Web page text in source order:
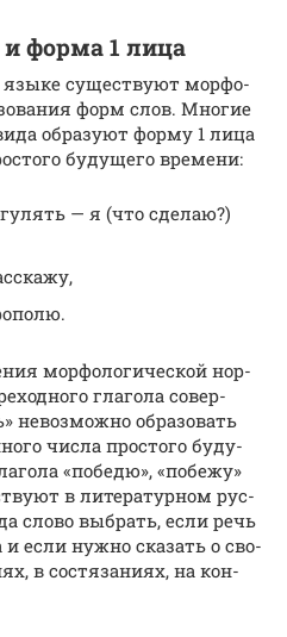
и форма 1 лица
язы­ке суще­ству­ют мор­фо­
форм слов. Многие
обра­зу­ют фор­му 1 лица
буду­ще­го вре­ме­ни:
— я (что сде­лаю?)
мор­фо­ло­ги­че­ской нор­
гла­го­ла совер­
невоз­мож­но обра­зо­вать
чис­ла про­сто­го буду­
«побе­дю», «побе­жу»
в лите­ра­тур­ном рус­
сло­во выбрать, если речь
и если нуж­но ска­зать о сво­
в состя­за­ни­ях, на кон­